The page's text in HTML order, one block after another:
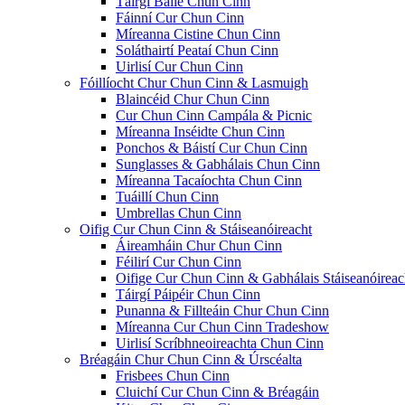
Fáinní Cur Chun Cinn
Míreanna Cistine Chun Cinn
Soláthairtí Peataí Chun Cinn
Uirlisí Cur Chun Cinn
Fóillíocht Chur Chun Cinn & Lasmuigh
Blaincéid Chur Chun Cinn
Cur Chun Cinn Campála & Picnic
Míreanna Inséidte Chun Cinn
Ponchos & Báistí Cur Chun Cinn
Sunglasses & Gabhálais Chun Cinn
Míreanna Tacaíochta Chun Cinn
Tuáillí Chun Cinn
Umbrellas Chun Cinn
Oifig Cur Chun Cinn & Stáiseanóireacht
Áireamháin Chur Chun Cinn
Féilirí Cur Chun Cinn
Oifige Cur Chun Cinn & Gabhálais
Táirgí Páipéir Chun Cinn
Punanna & Fillteáin Chur Chun Cinn
Míreanna Cur Chun Cinn Tradeshow
Uirlisí Scríbhneoireachta Chun Cinn
Bréagáin Chur Chun Cinn & Úrscéalta
Frisbees Chun Cinn
Cluichí Cur Chun Cinn & Bréagáin